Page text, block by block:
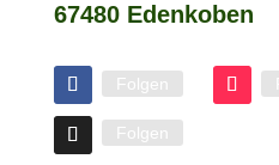
67480 Edenkoben
Folgen
Folgen